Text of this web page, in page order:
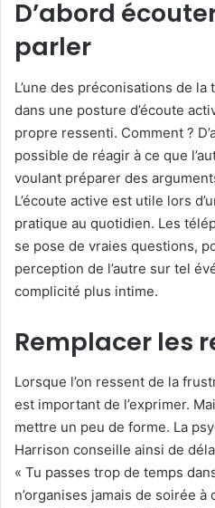
D’abord
parler
L’une des préconisations de
dans une posture d’écoute
propre ressenti. Comment ?
possible de réagir à ce que
voulant préparer des
L’écoute active est utile lors
pratique au quotidien. Les
se pose de vraies questions,
perception de l’autre sur tel
complicité plus intime.
Remplacer les
Lorsque l’on ressent de la
est important de l’exprimer.
mettre un peu de forme. La
Harrison conseille ainsi de
« Tu passes trop de temps
n’organises jamais de soirée à